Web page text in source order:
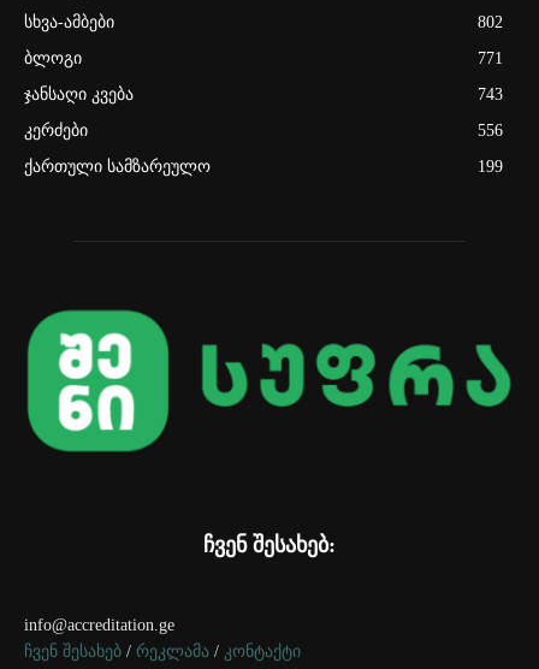
სხვა-ამბები
802
ბლოგი
771
ჯანსაღი კვება
743
კერძები
556
ქართული სამზარეულო
199
ჩვენ შესახებ:
info@accreditation.ge
ჩვენ შესახებ / რეკლამა / კონტაქტი